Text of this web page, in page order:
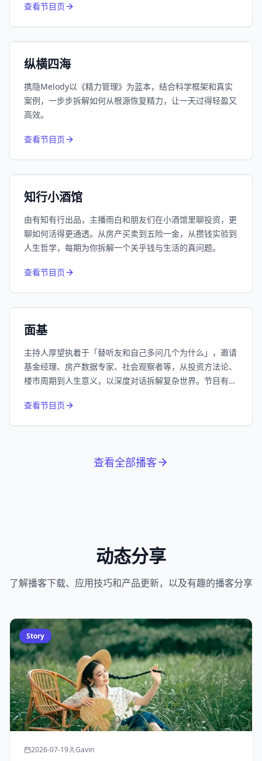
查看节目页
小宇宙 精选
纵横四海
携隐Melody以《精力管理》为蓝本，结合科学框架和真实
案例，一步步拆解如何从根源恢复精力，让一天过得轻盈又
高效。
查看节目页
小宇宙 精选
知行小酒馆
由有知有行出品，主播雨白和朋友们在小酒馆里聊投资，更
聊如何活得更通透。从房产买卖到五险一金，从攒钱实验到
人生哲学，每期为你拆解一个关乎钱与生活的真问题。
查看节目页
小宇宙
面基
主持人厚望执着于「替听友和自己多问几个为什么」，邀请
基金经理、房产数据专家、社会观察者等，从投资方法论、
楼市周期到人生意义，以深度对话拆解复杂世界。节目有常
注低利率时代下的普通人生活，是一档硬核又走心的思维马
拉松。
查看节目页
查看全部播客
动态分享
了解播客下载、应用技巧和产品更新，以及有趣的播客分享
Story
2026-07-19 Gavin